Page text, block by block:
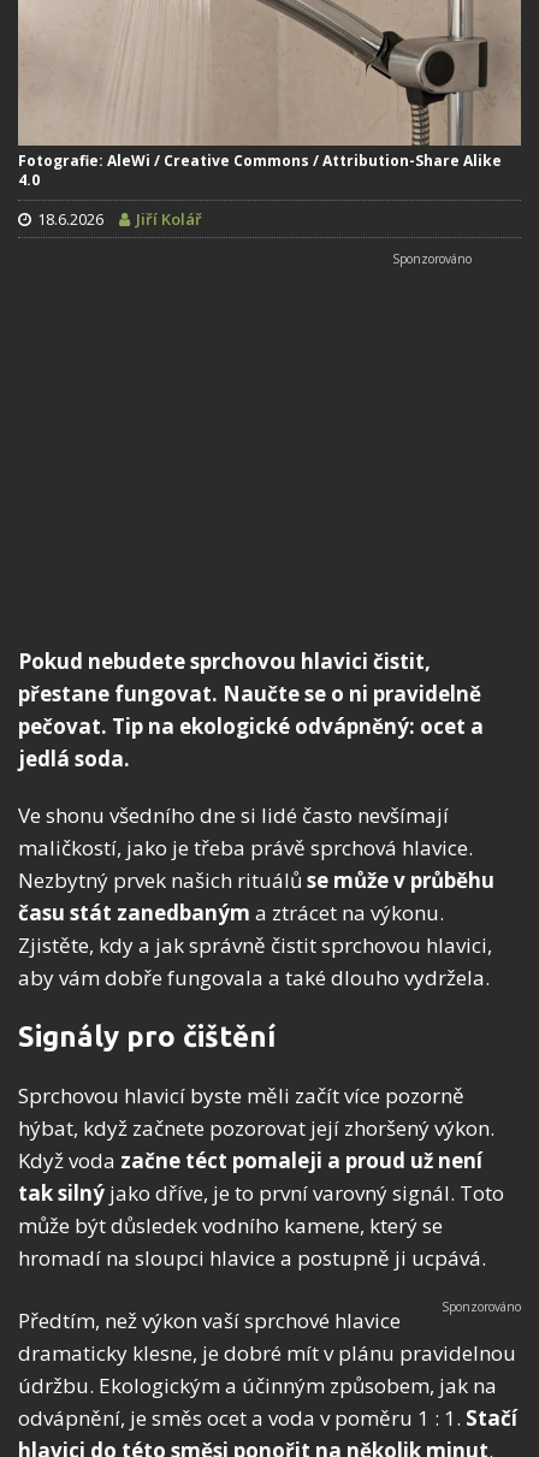
Fotografie: AleWi / Creative Commons / Attribution-Share Alike
4.0
18.6.2026 Jiří Kolář
Pokud nebudete sprchovou hlavici čistit,
přestane fungovat. Naučte se o ni pravidelně
pečovat. Tip na ekologické odvápněný: ocet a
jedlá soda.
Ve shonu všedního dne si lidé často nevšímají
maličkostí, jako je třeba právě sprchová hlavice.
Nezbytný prvek našich rituálů se může v průběhu
času stát zanedbaným a ztrácet na výkonu.
Zjistěte, kdy a jak správně čistit sprchovou hlavici,
aby vám dobře fungovala a také dlouho vydržela.
Signály pro čištění
Sprchovou hlavicí byste měli začít více pozorně
hýbat, když začnete pozorovat její zhoršený výkon.
Když voda začne téct pomaleji a proud už není
tak silný jako dříve, je to první varovný signál. Toto
může být důsledek vodního kamene, který se
hromadí na sloupci hlavice a postupně ji ucpává.
Předtím, než výkon vaší sprchové hlavice
dramaticky klesne, je dobré mít v plánu pravidelnou
údržbu. Ekologickým a účinným způsobem, jak na
odvápnění, je směs ocet a voda v poměru 1 : 1. Stačí
hlavici do této směsi ponořit na několik minut.